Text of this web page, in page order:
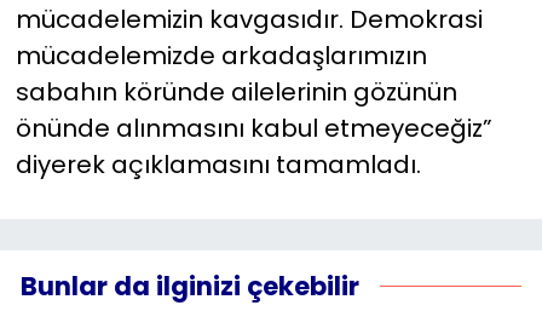
mücadelemizin kavgasıdır. Demokrasi
mücadelemizde arkadaşlarımızın
sabahın köründe ailelerinin gözünün
önünde alınmasını kabul etmeyeceğiz”
diyerek açıklamasını tamamladı.
Bunlar da ilginizi çekebilir